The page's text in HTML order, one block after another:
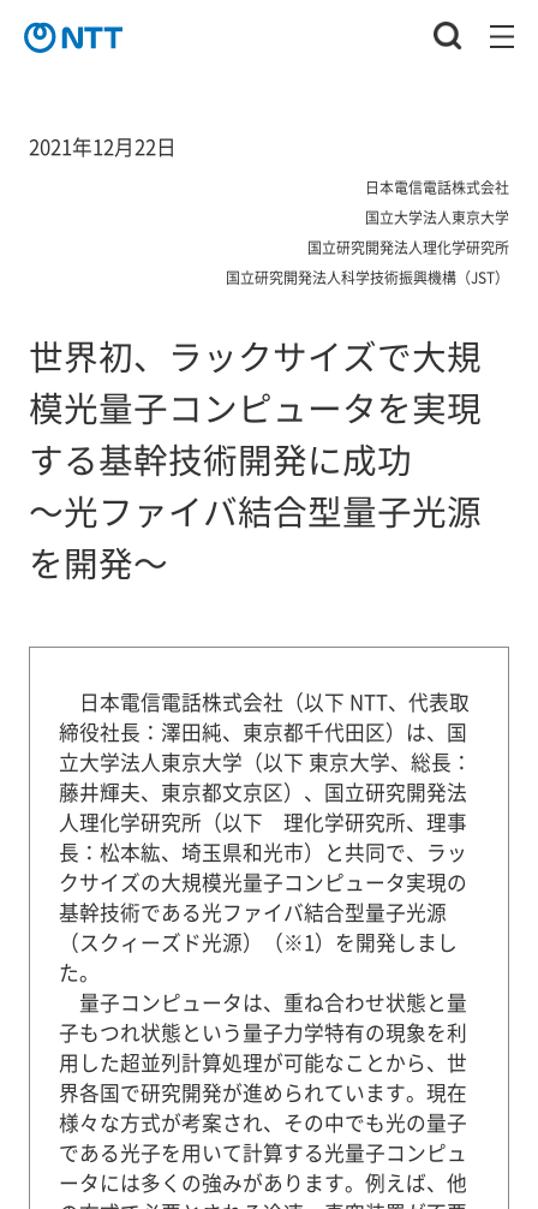
2021年12月22日
日本電信電話株式会社
国立大学法人東京大学
国立研究開発法人理化学研究所
国立研究開発法人科学技術振興機構（JST）
世界初、ラックサイズで大規
模光量子コンピュータを実現
する基幹技術開発に成功
～光ファイバ結合型量子光源
を開発～
日本電信電話株式会社（以下 NTT、代表取
締役社長：澤田純、東京都千代田区）は、国
立大学法人東京大学（以下 東京大学、総長：
藤井輝夫、東京都文京区）、国立研究開発法
人理化学研究所（以下 理化学研究所、理事
長：松本紘、埼玉県和光市）と共同で、ラッ
クサイズの大規模光量子コンピュータ実現の
基幹技術である光ファイバ結合型量子光源
（スクィーズド光源）（※1）を開発しまし
た。
量子コンピュータは、重ね合わせ状態と量
子もつれ状態という量子力学特有の現象を利
用した超並列計算処理が可能なことから、世
界各国で研究開発が進められています。現在
様々な方式が考案され、その中でも光の量子
である光子を用いて計算する光量子コンピュ
ータには多くの強みがあります。例えば、他